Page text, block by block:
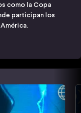
como la Copa
participan los